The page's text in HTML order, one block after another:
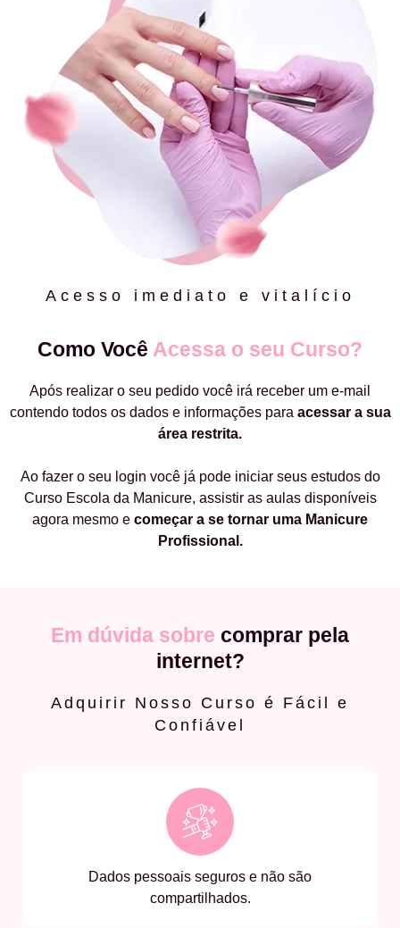
Acesso imediato e vitalício
Como Você Acessa o seu Curso?
Após realizar o seu pedido você irá receber um e-mail
contendo todos os dados e informações para acessar a sua
área restrita.
Ao fazer o seu login você já pode iniciar seus estudos do
Curso Escola da Manicure, assistir as aulas disponíveis
agora mesmo e começar a se tornar uma Manicure
Profissional.
Em dúvida sobre comprar pela
internet?
Adquirir Nosso Curso é Fácil e
Confiável
Dados pessoais seguros e não são
compartilhados.